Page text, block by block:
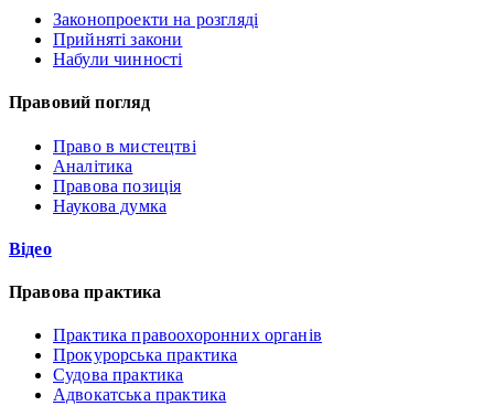
Законопроекти на розгляді
Прийняті закони
Набули чинності
Правовий погляд
Право в мистецтві
Аналітика
Правова позиція
Наукова думка
Відео
Правова практика
Практика правоохоронних органів
Прокурорська практика
Судова практика
Адвокатська практика